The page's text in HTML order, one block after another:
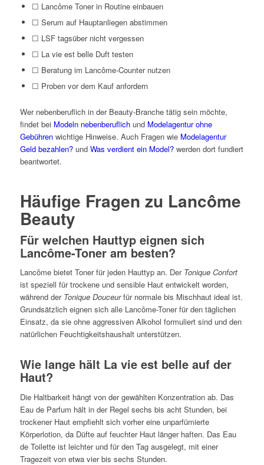
☐ Lancôme Toner in Routine einbauen
☐ Serum auf Hauptanliegen abstimmen
☐ LSF tagsüber nicht vergessen
☐ La vie est belle Duft testen
☐ Beratung im Lancôme-Counter nutzen
☐ Proben vor dem Kauf anfordern
Wer nebenberuflich in der Beauty-Branche tätig sein möchte,
findet bei Modeln nebenberuflichund Modelagentur ohne
Gebührenwichtige Hinweise. Auch Fragen wie Modelagentur
Geld bezahlen?und Was verdient ein Model?werden dort fundiert
beantwortet.
Häufige Fragen zu Lancôme
Beauty
Für welchen Hauttyp eignen sich
Lancôme-Toner am besten?
Lancôme bietet Toner für jeden Hauttyp an. Der Tonique Confort
ist speziell für trockene und sensible Haut entwickelt worden,
während der Tonique Douceurfür normale bis Mischhaut ideal ist.
Grundsätzlich eignen sich alle Lancôme-Toner für den täglichen
Einsatz, da sie ohne aggressiven Alkohol formuliert sind und den
natürlichen Feuchtigkeitshaushalt unterstützen.
Wie lange hält La vie est belle auf der
Haut?
Die Haltbarkeit hängt von der gewählten Konzentration ab. Das
Eau de Parfum hält in der Regel sechs bis acht Stunden, bei
trockener Haut empfiehlt sich vorher eine unparfümierte
Körperlotion, da Düfte auf feuchter Haut länger haften. Das Eau
de Toilette ist leichter und für den Tag ausgelegt, mit einer
Tragezeit von etwa vier bis sechs Stunden.